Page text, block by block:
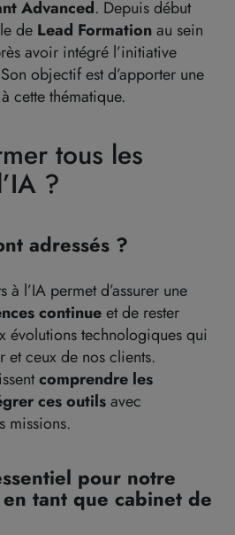
Advanced. Depuis début
de Lead Formationau sein
avoir intégré l’initiative
objectif est d’apporter une
à cette thématique.
tous les
?
adressés ?
à l’IA permet d’assurer une
continueet de rester
évolutions technologiques qui
et ceux de nos clients.
comprendre les
ces outilsavec
missions.
pour notre
tant que cabinet de